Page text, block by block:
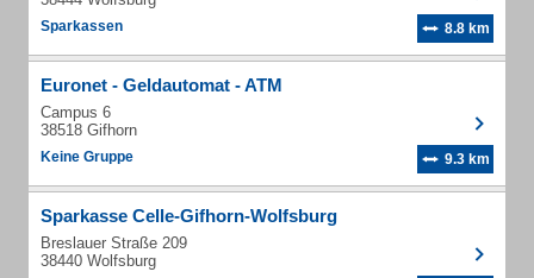
Sparkassen 8.8 km
Euronet - Geldautomat - ATM
Campus 6
38518 Gifhorn
Keine Gruppe 9.3 km
Sparkasse Celle-Gifhorn-Wolfsburg
Breslauer Straße 209
38440 Wolfsburg